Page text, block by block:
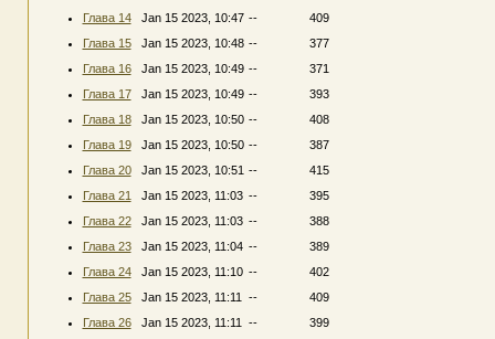
Глава 14
Jan 15 2023, 10:47 --
409
Глава 15
Jan 15 2023, 10:48 --
377
Глава 16
Jan 15 2023, 10:49 --
371
Глава 17
Jan 15 2023, 10:49 --
393
Глава 18
Jan 15 2023, 10:50 --
408
Глава 19
Jan 15 2023, 10:50 --
387
Глава 20
Jan 15 2023, 10:51 --
415
Глава 21
Jan 15 2023, 11:03 --
395
Глава 22
Jan 15 2023, 11:03 --
388
Глава 23
Jan 15 2023, 11:04 --
389
Глава 24
Jan 15 2023, 11:10 --
402
Глава 25
Jan 15 2023, 11:11 --
409
Глава 26
Jan 15 2023, 11:11 --
399